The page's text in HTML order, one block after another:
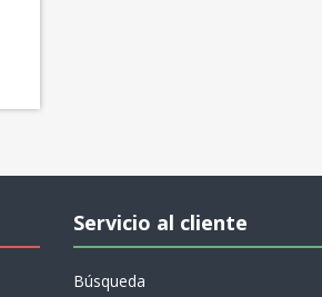
Servicio al cliente
Búsqueda